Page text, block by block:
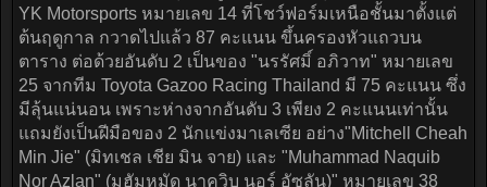
YK Motorsports หมายเลข 14 ที่โชว์ฟอร์มเหนือชั้นมาตั้งแต่
ต้นฤดูกาล กวาดไปแล้ว 87 คะแนน ขึ้นครองหัวแถวบน
ตาราง ต่อด้วยอันดับ 2 เป็นของ "นรรัศมิ์ อภิวาท" หมายเลข
25 จากทีม Toyota Gazoo Racing Thailand มี 75 คะแนน ซึ่ง
มีลุ้นแน่นอน เพราะห่างจากอันดับ 3 เพียง 2 คะแนนเท่านั้น
แถมยังเป็นฝีมือของ 2 นักแข่งมาเลเซีย อย่าง"Mitchell Cheah
Min Jie" (มิทเชล เชีย มิน จาย) และ "Muhammad Naquib
Nor Azlan" (มูฮัมหมัด นาควิบ นอร์ อัซลัน)" หมายเลข 38